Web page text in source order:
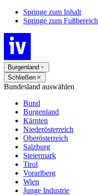
Springe zum Inhalt
Springe zum Fußbereich
Burgenland
Schließen
Bundesland auswählen
Bund
Burgenland
Kärnten
Niederösterreich
Oberösterreich
Salzburg
Steiermark
Tirol
Vorarlberg
Wien
Junge Industrie